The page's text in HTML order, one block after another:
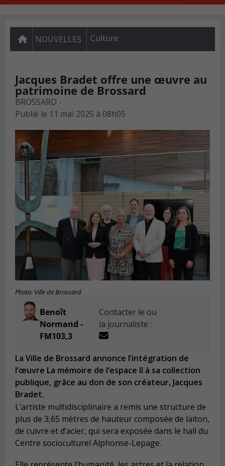
NOUVELLES Culture
Jacques Bradet offre une œuvre au
patrimoine de Brossard
BROSSARD -
Publié le 11 mai 2025 à 08h05
Photo: Ville de Brossard
Benoît
Normand -
FM103,3
Contacter le ou
la journaliste :
La Ville de Brossard annonce l’intégration de
l’œuvre La mémoire de l’espace II à sa collection
publique, grâce au don de son créateur, Jacques
Bradet.
L’artiste multidisciplinaire a remis une structure de
plus de 3,65 mètres de hauteur composée de laiton,
de cuivre et d’acier, qui sera exposée dans le hall du
Centre socioculturel Alphonse-Lepage.